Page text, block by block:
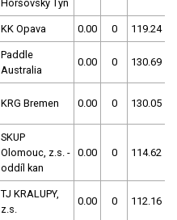
Horšovský Týn
KK Opava 0.00 0 119.24
Paddle
Australia
0.00 0 130.69
KRG Bremen 0.00 0 130.05
SKUP
Olomouc, z.s. -
oddíl kan
0.00 0 114.62
TJ KRALUPY,
z.s.
0.00 0 112.16